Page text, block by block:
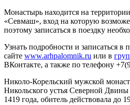
Монастырь находится на
«Севмаш», вход на которую
поэтому записаться в поездку
Узнать подробности и записаться в
сайте www.arhpalomnik.ru или в
ВКонтакте, а также по телефону
Николо-Корельский мужской
Никольского устья Северной
1419 года, обитель действовала до